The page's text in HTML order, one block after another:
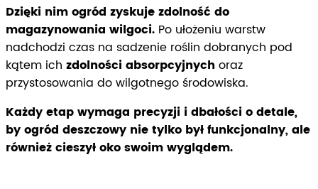
Dzięki nim ogród zyskuje zdolność do
magazynowania wilgoci. Po ułożeniu warstw
nadchodzi czas na sadzenie roślin dobranych pod
kątem ich zdolności absorpcyjnych oraz
przystosowania do wilgotnego środowiska.
Każdy etap wymaga precyzji i dbałości o detale,
by ogród deszczowy nie tylko był funkcjonalny, ale
również cieszył oko swoim wyglądem.